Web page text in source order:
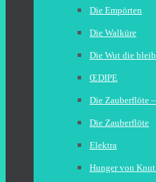
Die Empörten
Die Walküre
Die Wut die
ŒDIPE
Die Zauberflöte
Die Zauberflöte
Elektra
Hunger von Knut